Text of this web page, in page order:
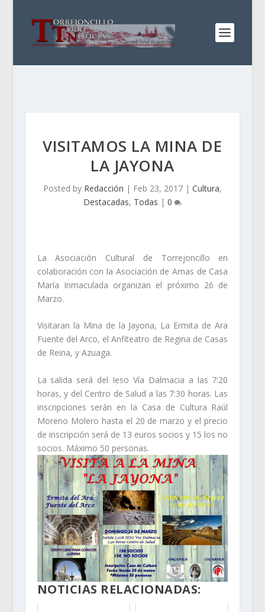
VISITAMOS LA MINA DE
LA JAYONA
Posted by Redacción | Feb 23, 2017| Cultura,
Destacadas, Todas | 0
La Asociación Cultural de Torrejoncillo en
colaboración con la Asociación de Amas de Casa
María Inmaculada organizan el próximo 26 de
Marzo.
Visitaran la Mina de la Jayona, La Ermita de Ara
Fuente del Arco, el Anfiteatro de Regina de Casas
de Reina, y Azuaga.
La salida será del Ieso Vía Dalmacia a las 7:20
horas, y del Centro de Salud a las 7:30 horas. Las
inscripciones serán en la Casa de Cultura Raúl
Moreno Molero hasta el 20 de marzo y el precio
de inscripción será de 13 euros socios y 15 los no
socios. Máximo 50 personas.
NOTICIAS RELACIONADAS: